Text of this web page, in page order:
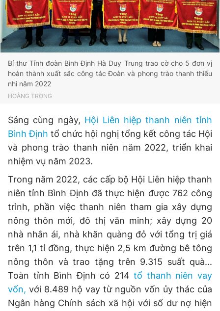
Bí thư Tỉnh đoàn Bình Định Hà Duy Trung trao cờ cho 5 đơn vị
hoàn thành xuất sắc công tác Đoàn và phong trào thanh thiếu
nhi năm 2022
HOÀNG TRỌNG
Sáng cùng ngày, Hội Liên hiệp thanh niên tỉnh
Bình Định tổ chức hội nghị tổng kết công tác Hội
và phong trào thanh niên năm 2022, triển khai
nhiệm vụ năm 2023.
Trong năm 2022, các cấp bộ Hội Liên hiệp thanh
niên tỉnh Bình Định đã thực hiện được 762 công
trình, phần việc thanh niên tham gia xây dựng
nông thôn mới, đô thị văn minh; xây dựng 20
nhà nhân ái, nhà khăn quàng đỏ với tổng trị giá
trên 1,1 tỉ đồng, thực hiện 2,5 km đường bê tông
nông thôn và trao tặng trên 9.315 suất quà...
Toàn tỉnh Bình Định có 214tổ thanh niên vay
vốn, với 8.489 hộ vay từ nguồn vốn ủy thác của
Ngân hàng Chính sách xã hội với số dư nợ hiện